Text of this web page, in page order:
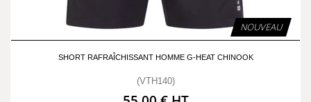
NOUVEAU
SHORT RAFRAÎCHISSANT HOMME G-HEAT CHINOOK
(VTH140)